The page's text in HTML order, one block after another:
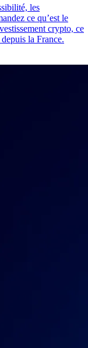
les
ce qu’est le
crypto, ce
la France.